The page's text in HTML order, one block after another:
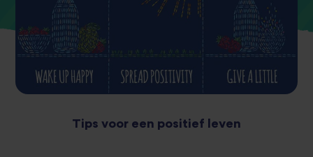
Tips voor een positief leven